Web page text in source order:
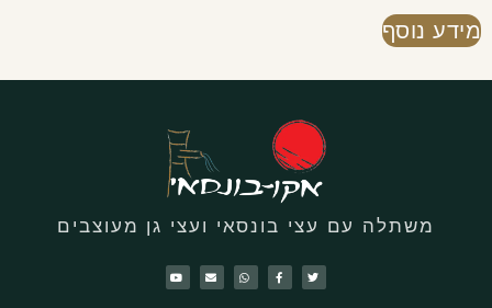
מידע נוסף
משתלה עם עצי בונסאי ועצי גן מעוצבים